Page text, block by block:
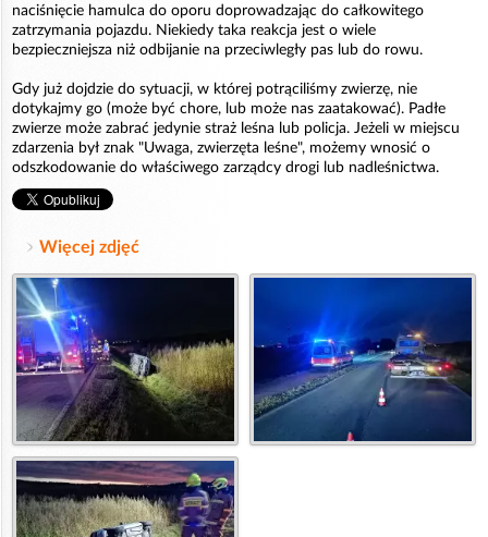
naciśnięcie hamulca do oporu doprowadzając do całkowitego
zatrzymania pojazdu. Niekiedy taka reakcja jest o wiele
bezpieczniejsza niż odbijanie na przeciwległy pas lub do rowu.
Gdy już dojdzie do sytuacji, w której potrąciliśmy zwierzę, nie
dotykajmy go (może być chore, lub może nas zaatakować). Padłe
zwierze może zabrać jedynie straż leśna lub policja. Jeżeli w miejscu
zdarzenia był znak "Uwaga, zwierzęta leśne", możemy wnosić o
odszkodowanie do właściwego zarządcy drogi lub nadleśnictwa.
Więcej zdjęć